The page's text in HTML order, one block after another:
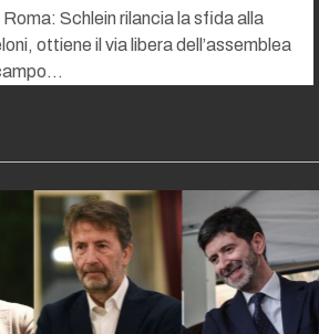
Roma: Schlein rilancia la sfida alla
ottiene il via libera dell’assemblea